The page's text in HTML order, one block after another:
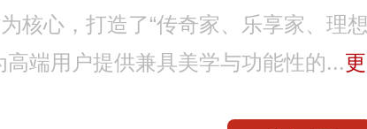
核心，打造了“传奇家、乐享家、理想
端用户提供兼具美学与功能性的...更